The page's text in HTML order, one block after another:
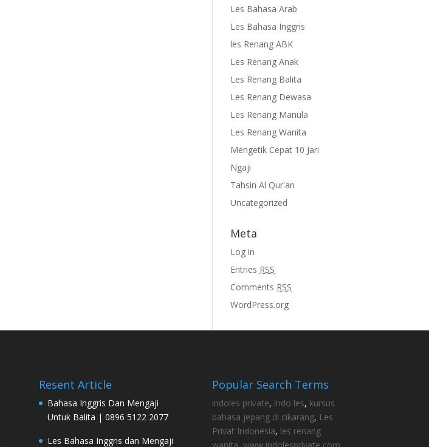
Les Bahasa Arab
Les Bahasa Inggris
les Renang ABK
Les Renang Anak
Les Renang Balita
Les Renang Dewasa
Les Renang Manula
Les Renang Wanita
Mengetik Cepat 10 Jari
Ngaji
Tahsin Al Qur'an
Uncategorized
Meta
Log in
Entries RSS
Comments RSS
WordPress.org
Resent Article
Bahasa Inggris Dan Mengaji
Untuk Balita | 0896 5122 2077
Les Bahasa Inggris dan Mengaji
Popular Search Terms
indoles private, indo les, kursus
bahasa jepang di cikarang, Les
Privat Indonesia, les renang